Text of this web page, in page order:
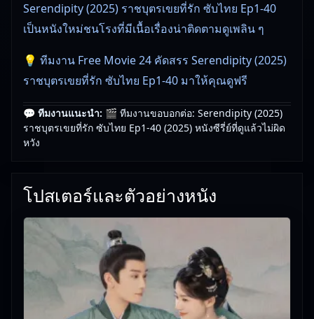
Serendipity (2025) ราชบุตรเขยที่รัก ซับไทย Ep1-40
เป็นหนังใหม่ชนโรงที่มีเนื้อเรื่องน่าติดตามดูเพลิน ๆ
💡 ทีมงาน Free Movie 24 คัดสรร Serendipity (2025)
ราชบุตรเขยที่รัก ซับไทย Ep1-40 มาให้คุณดูฟรี
🎥 อัปเดตโดยทีมงาน Free Movie 24— ตรวจสอบล่าสุด:
16/06/2026 |เกี่ยวกับเรา
💬 ทีมงานแนะนำ: 🎬 ทีมงานขอบอกต่อ: Serendipity (2025)
ราชบุตรเขยที่รัก ซับไทย Ep1-40 (2025) หนังซีรี่ย์ที่ดูแล้วไม่ผิด
หวัง
โปสเตอร์และตัวอย่างหนัง